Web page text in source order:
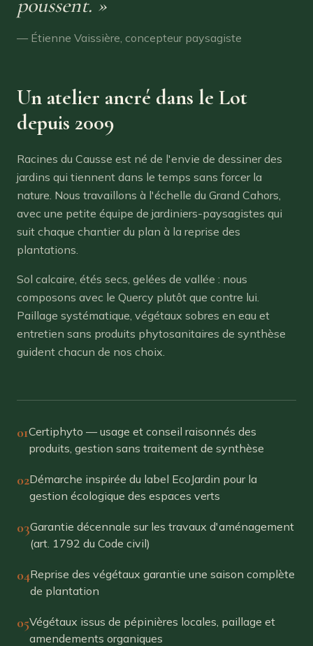
poussent. »
— Étienne Vaissière, concepteur paysagiste
Un atelier ancré dans le Lot
depuis 2009
Racines du Causse est né de l'envie de dessiner des
jardins qui tiennent dans le temps sans forcer la
nature. Nous travaillons à l'échelle du Grand Cahors,
avec une petite équipe de jardiniers-paysagistes qui
suit chaque chantier du plan à la reprise des
plantations.
Sol calcaire, étés secs, gelées de vallée : nous
composons avec le Quercy plutôt que contre lui.
Paillage systématique, végétaux sobres en eau et
entretien sans produits phytosanitaires de synthèse
guident chacun de nos choix.
01Certiphyto — usage et conseil raisonnés des
produits, gestion sans traitement de synthèse
02Démarche inspirée du label EcoJardin pour la
gestion écologique des espaces verts
03Garantie décennale sur les travaux d'aménagement
(art. 1792 du Code civil)
04Reprise des végétaux garantie une saison complète
de plantation
05Végétaux issus de pépinières locales, paillage et
amendements organiques